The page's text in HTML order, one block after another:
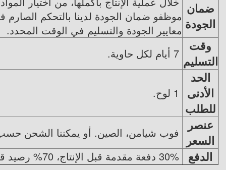
ضمان
الجودة موظفو ضمان الجودة لدينا بالتحكم
معايير الجودة والتسليم في الوقت المحدد.
وقت
التسليم
الحد
الأدنى
للطلب
عنصر
السعر
فوب شيامن، الصين. أو يمكننا الشحن
الدفع